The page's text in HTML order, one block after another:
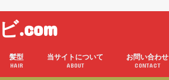
.com
髪型
HAIR
当サイトについて
ABOUT
お問い合わせ
CONTACT